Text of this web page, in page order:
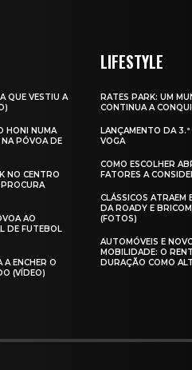
QUE VESTIU A
HONI NUMA
PÓVOA DE
NO CENTRO
AO
DE FUTEBOL
A ENCHER O
(VÍDEO)
LIFESTYLE
RATES PARK: UM
CONTINUA A
LANÇAMENTO DA
VOGA
COMO ESCOLHER
FATORES A
CLÁSSICOS ATRAEM
DA ROADY E
(FOTOS)
AUTOMÓVEIS E
MOBILIDADE: O
DURAÇÃO COMO